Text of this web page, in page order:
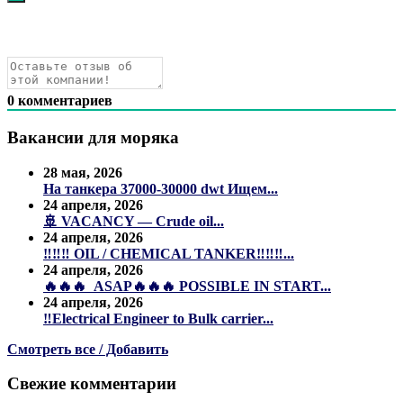
0 комментариев
Вакансии для моряка
28 мая, 2026
На танкера 37000-30000 dwt Ищем...
24 апреля, 2026
🚢 VACANCY — Crude oil...
24 апреля, 2026
‼️‼️‼️ OIL / CHEMICAL TANKER‼️‼️‼️...
24 апреля, 2026
🔥🔥🔥 ASAP🔥🔥🔥 POSSIBLE IN START...
24 апреля, 2026
‼️Electrical Engineer to Bulk carrier...
Смотреть все / Добавить
Свежие комментарии